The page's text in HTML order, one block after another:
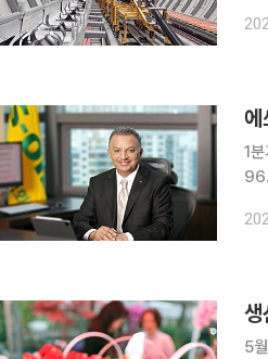
에
1
련
생
5월